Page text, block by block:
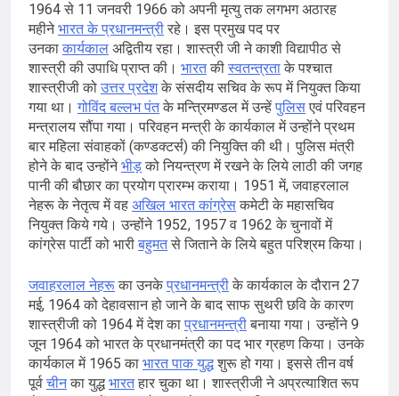
1964 से 11 जनवरी 1966 को अपनी मृत्यु तक लगभग अठारह
महीनेभारत के प्रधानमन्त्रीरहे। इस प्रमुख पद पर
उनकाकार्यकाल अद्वितीय रहा। शास्त्री जी ने काशी विद्यापीठ से
शास्त्री की उपाधि प्राप्त की। भारतकीस्वतन्त्रताके पश्चात
शास्त्रीजी कोउत्तर प्रदेशके संसदीय सचिव के रूप में नियुक्त किया
गया था।गोविंद बल्लभ पंतके मन्त्रिमण्डल में उन्हेंपुलिसएवं परिवहन
मन्त्रालय सौंपा गया। परिवहन मन्त्री के कार्यकाल में उन्होंने प्रथम
बार महिला संवाहकों (कण्डक्टर्स) की नियुक्ति की थी। पुलिस मंत्री
होने के बाद उन्होंनेभीड़को नियन्त्रण में रखने के लिये लाठी की जगह
पानी की बौछार का प्रयोग प्रारम्भ कराया। 1951 में, जवाहरलाल
नेहरू के नेतृत्व में वह अखिल भारत कांग्रेसकमेटी के महासचिव
नियुक्त किये गये। उन्होंने 1952, 1957 व 1962 के चुनावों में
कांग्रेस पार्टी को भारीबहुमतसे जिताने के लिये बहुत परिश्रम किया।
जवाहरलाल नेहरूका उनकेप्रधानमन्त्रीके कार्यकाल के दौरान 27
मई, 1964 को देहावसान हो जाने के बाद साफ सुथरी छवि के कारण
शास्त्रीजी को 1964 में देश काप्रधानमन्त्रीबनाया गया। उन्होंने 9
जून 1964 को भारत के प्रधानमंत्री का पद भार ग्रहण किया। उनके
कार्यकाल में 1965 का भारत पाक युद्धशुरू हो गया। इससे तीन वर्ष
पूर्वचीनका युद्धभारतहार चुका था। शास्त्रीजी ने अप्रत्याशित रूप